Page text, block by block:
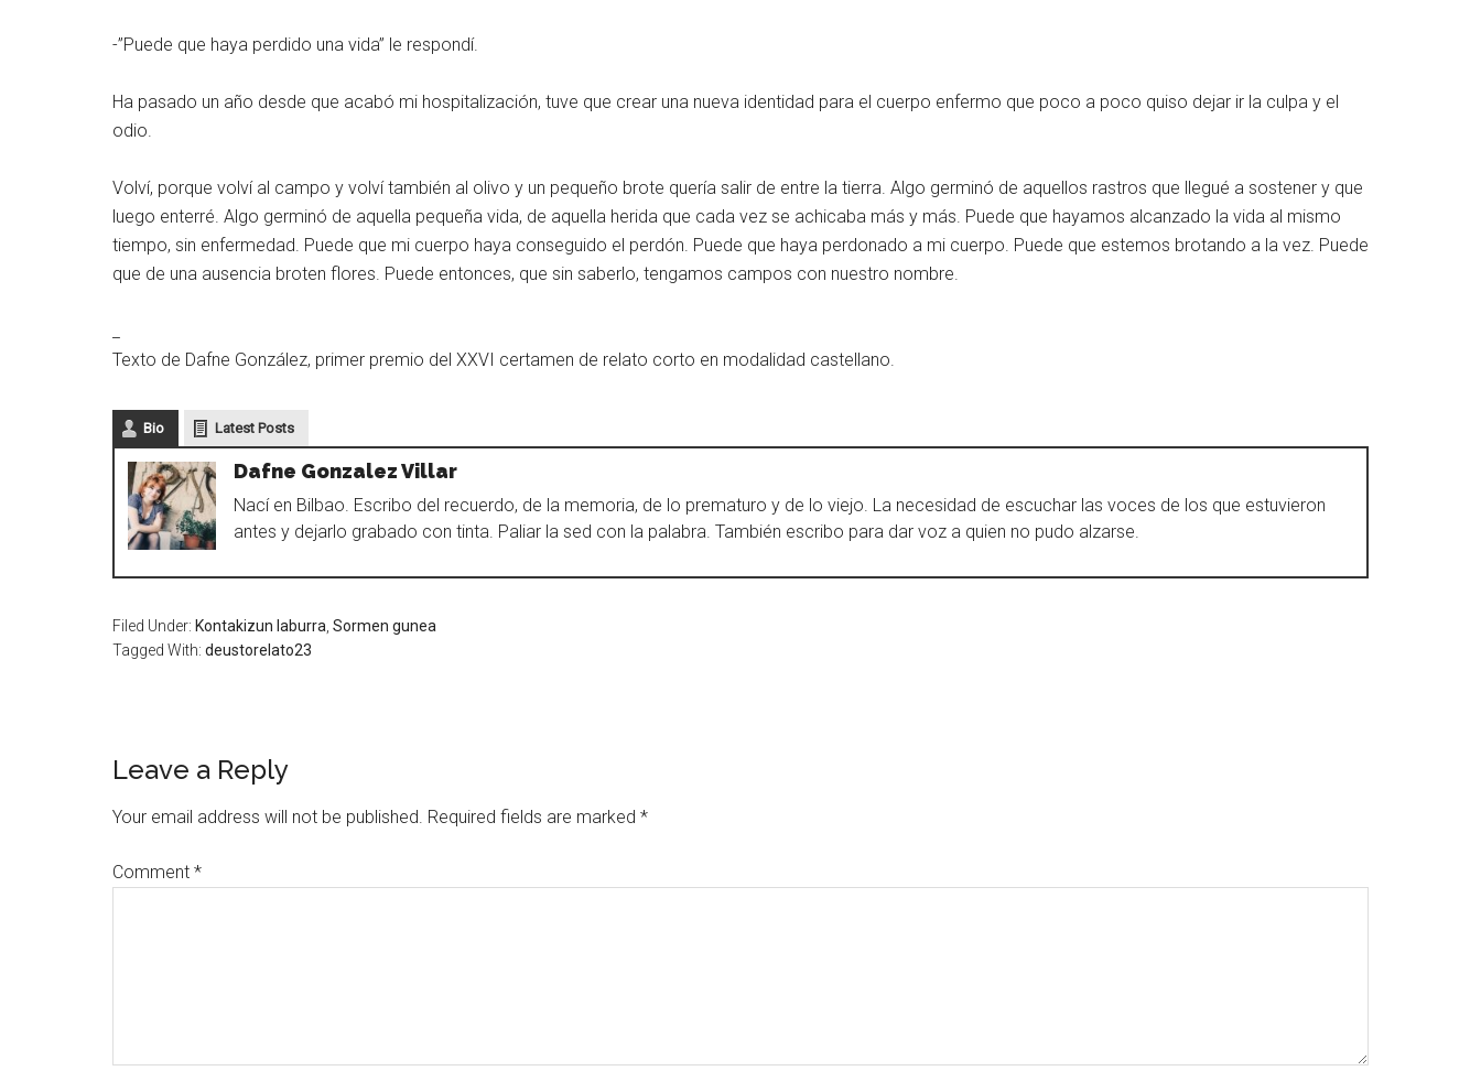
-”Puede que haya perdido una vida” le respondí.
Ha pasado un año desde que acabó mi hospitalización, tuve que crear una nueva identidad para el cuerpo enfermo que poco a poco quiso dejar ir la culpa y el
odio.
Volví, porque volví al campo y volví también al olivo y un pequeño brote quería salir de entre la tierra. Algo germinó de aquellos rastros que llegué a sostener y que
luego enterré. Algo germinó de aquella pequeña vida, de aquella herida que cada vez se achicaba más y más. Puede que hayamos alcanzado la vida al mismo
tiempo, sin enfermedad. Puede que mi cuerpo haya conseguido el perdón. Puede que haya perdonado a mi cuerpo. Puede que estemos brotando a la vez. Puede
que de una ausencia broten flores. Puede entonces, que sin saberlo, tengamos campos con nuestro nombre.
Texto de Dafne González, primer premio del XXVI certamen de relato corto en modalidad castellano.
Bio Latest Posts
Dafne Gonzalez Villar
Nací en Bilbao. Escribo del recuerdo, de la memoria, de lo prematuro y de lo viejo. La necesidad de escuchar las voces de los que estuvieron
antes y dejarlo grabado con tinta. Paliar la sed con la palabra. También escribo para dar voz a quien no pudo alzarse.
Filed Under: Kontakizun laburra Sormen gunea
Tagged With: deustorelato23
Leave a Reply
Your email address will not be published. Required fields are marked *
Comment *